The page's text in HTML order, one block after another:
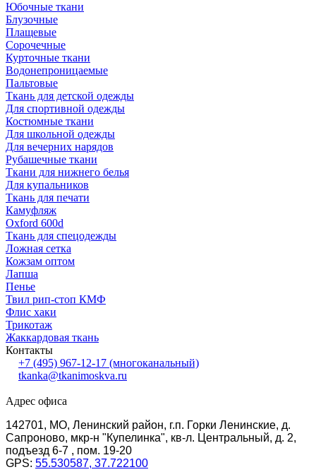
Юбочные ткани
Блузочные
Плащевые
Сорочечные
Курточные ткани
Водонепроницаемые
Пальтовые
Ткань для детской одежды
Для спортивной одежды
Костюмные ткани
Для школьной одежды
Для вечерних нарядов
Рубашечные ткани
Ткани для нижнего белья
Для купальников
Ткань для печати
Камуфляж
Oxford 600d
Ткань для спецодежды
Ложная сетка
Кожзам оптом
Лапша
Пенье
Твил рип-стоп КМФ
Флис хаки
Трикотаж
Жаккардовая ткань
Контакты
+7 (495) 967-12-17 (многоканальный)
tkanka@tkanimoskva.ru
Адрес офиса
142701, МО, Ленинский район, г.п. Горки Ленинские, д.
Сапроново, мкр-н "Купелинка", кв-л. Центральный, д. 2,
подъезд 6-7 , пом. 19-20
GPS: 55.530587, 37.722100